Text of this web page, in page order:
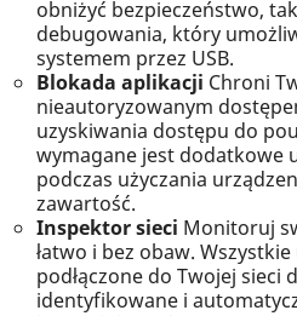
obniżyć bezpieczeństwo,
debugowania, który
systemem przez USB.
Blokada aplikacji Chroni
nieautoryzowanym
uzyskiwania dostępu do
wymagane jest dodatkowe
podczas użyczania
zawartość.
Inspektor sieci Monitoruj
łatwo i bez obaw.
podłączone do Twojej sieci
identyfikowane i